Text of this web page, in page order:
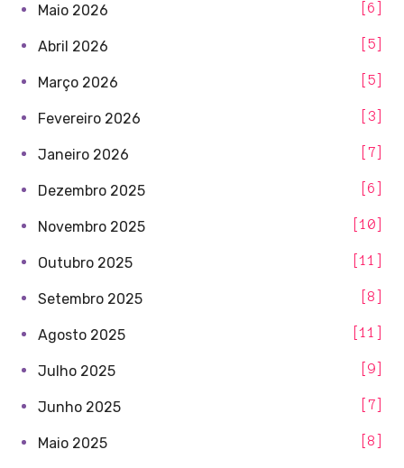
Maio 2026 6
Abril 2026 5
Março 2026 5
Fevereiro 2026 3
Janeiro 2026 7
Dezembro 2025 6
Novembro 2025 10
Outubro 2025 11
Setembro 2025 8
Agosto 2025 11
Julho 2025 9
Junho 2025 7
Maio 2025 8